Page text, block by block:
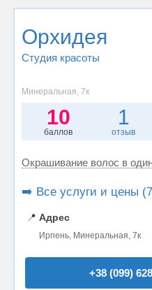
Орхидея
Студия красоты
Минеральная, 7к
10
баллов
1
отзыв
Окрашивание волос в
➡️ Все услуги и цены
📍 Адрес
Ирпень, Минеральная, 7к
+38 (099)